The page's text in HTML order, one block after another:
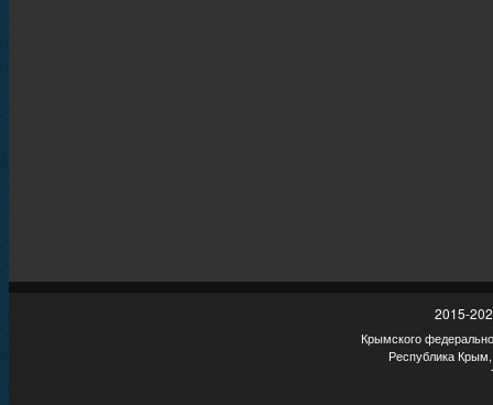
2015-
Крымского
Республика